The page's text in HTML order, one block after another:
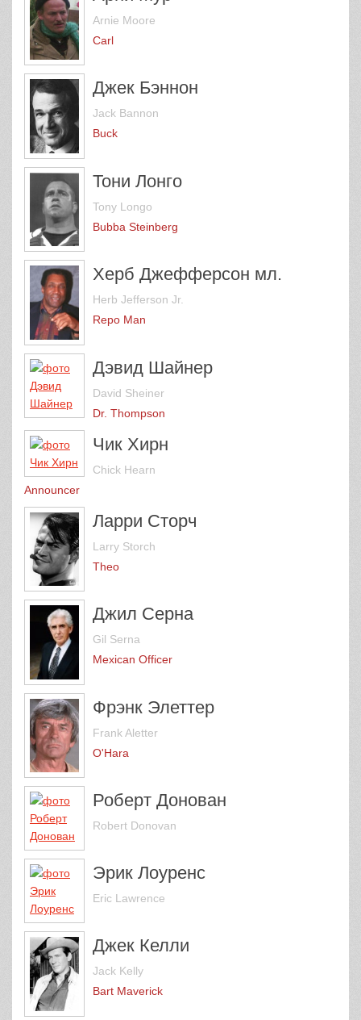
Arnie Moore
Carl
Джек Бэннон
Jack Bannon
Buck
Тони Лонго
Tony Longo
Bubba Steinberg
Херб Джефферсон мл.
Herb Jefferson Jr.
Repo Man
Дэвид Шайнер
David Sheiner
Dr. Thompson
Чик Хирн
Chick Hearn
Announcer
Ларри Сторч
Larry Storch
Theo
Джил Серна
Gil Serna
Mexican Officer
Фрэнк Элеттер
Frank Aletter
O'Hara
Роберт Донован
Robert Donovan
Эрик Лоуренс
Eric Lawrence
Джек Келли
Jack Kelly
Bart Maverick